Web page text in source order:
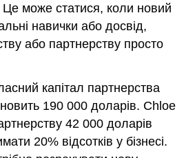
Це може статися, коли новий
навички або досвід,
або партнерству просто
капітал партнерства
190 000 доларів. Chloe
42 000 доларів
20% відсотків у бізнесі.